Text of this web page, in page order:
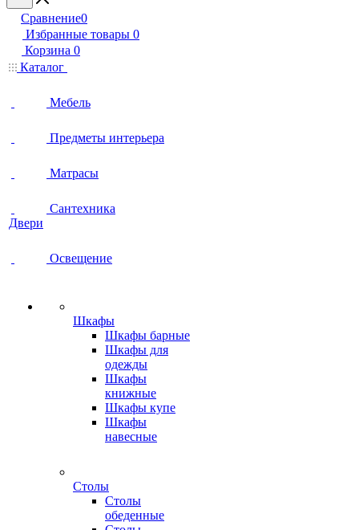
Сравнение0
Избранные товары 0
Корзина 0
Каталог
Мебель
Предметы интерьера
Матрасы
Сантехника
Двери
Освещение
Шкафы
Шкафы барные
Шкафы для
одежды
Шкафы
книжные
Шкафы купе
Шкафы
навесные
Столы
Столы
обеденные